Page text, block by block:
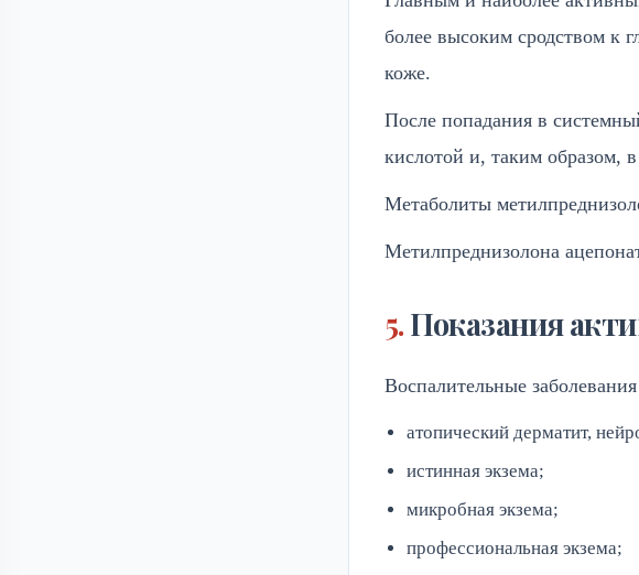
более высоким сродством к
коже.
После попадания в
кислотой и, таким образом,
Метаболиты
Метилпреднизолона
Показания
Воспалительные
атопический дерматит,
истинная экзема;
микробная экзема;
профессиональная экзема;